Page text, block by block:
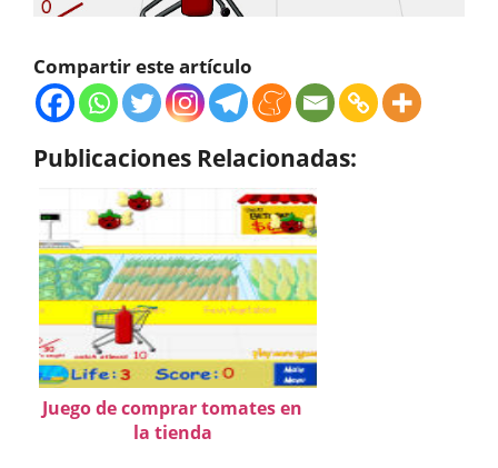
Compartir este artículo
Publicaciones Relacionadas:
Juego de comprar tomates en
la tienda